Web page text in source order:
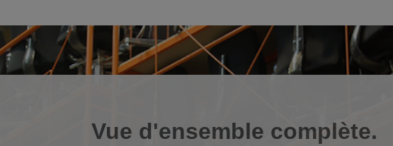
Vue d'ensemble complète.